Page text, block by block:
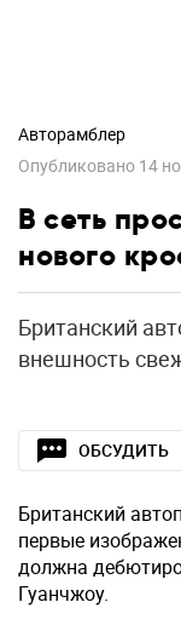
Авторамблер
Опубликовано 14
В сеть
нового
Британский
внешность
ОБСУДИТЬ
Британский
первые
должна
Гуанчжоу.